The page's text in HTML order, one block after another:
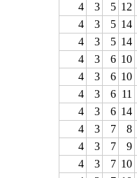
4
3 5 12
4
3 5 14
4
3 5 14
4
3 6 10
4
3 6 10
4
3 6 11
4
3 6 14
4
3 7 8
4
3 7 9
4
3 7 10